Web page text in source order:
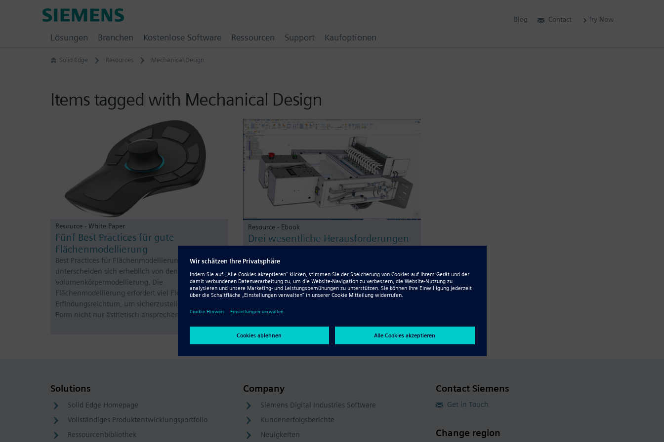
Solid Edge Resources Mechanical Design
Items tagged with Mechanical Design
Resource - White Paper
Fünf Best Practices für gute
Flächenmodellierung
Best Practices für Flächenmodellierung
unterscheiden sich erheblich von denen für
Volumenkörpermodellierung. Die
Flächenmodellierung erfordert viel Flexibilität und
Erfindungsreichtum, um sicherzustellen, dass die
Form nicht nur ästhetisch ansprechend…
Resource - Ebook
Drei wesentliche Herausforderungen
Baugruppen angehen
Wie gehen Sie komplexe
Montageherausforderungen an, um immer
komplexere Produktdesigns zu liefern? Laden Sie
Baugruppenmodellierung herunter.
Solutions
Solid Edge Homepage
Vollständiges Produktentwicklungsportfolio
Ressourcenbibliothek
Company
Siemens Digital Industries Software
Kundenerfolgsberichte
Neuigkeiten
Contact Siemens
Get in Touch
Change region
Blog Contact Try Now
Lösungen Branchen Kostenlose Software Ressourcen Support Kaufoptionen